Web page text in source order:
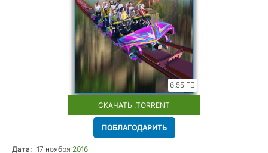
6,55 ГБ
СКАЧАТЬ .TORRENT
ПОБЛАГОДАРИТЬ
Дата: 17 ноября 2016